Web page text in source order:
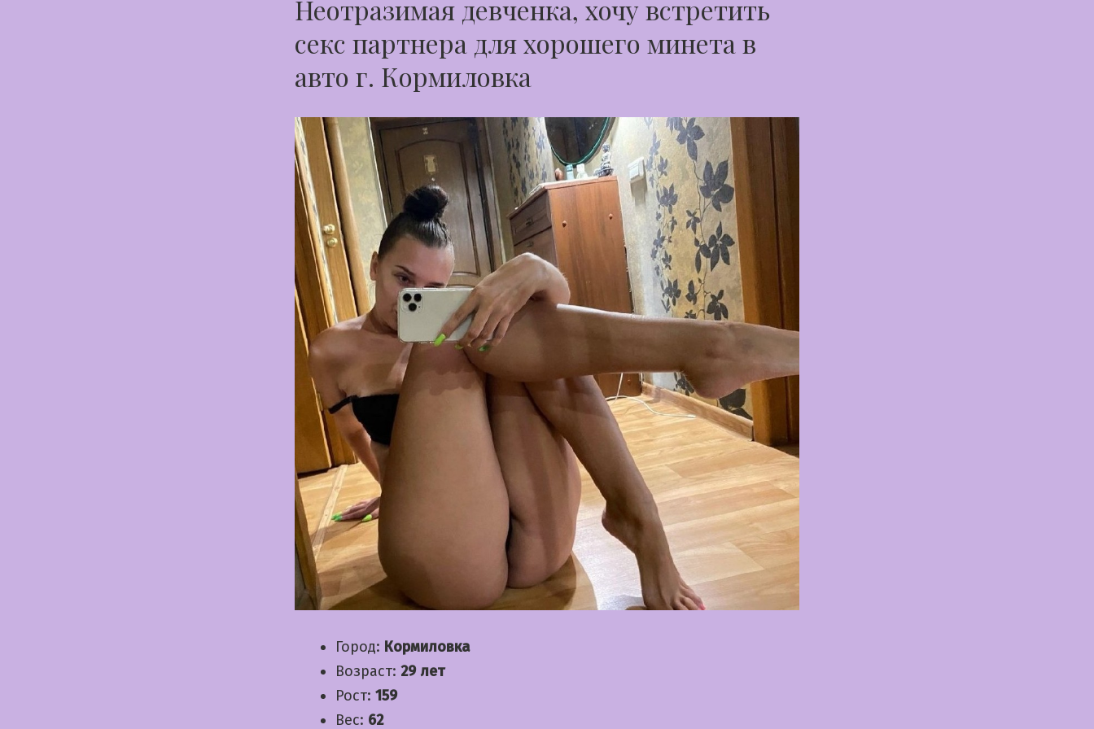
Неотразимая девченка, хочу встретить
секс партнера для хорошего минета в
авто г. Кормиловка
Город: Кормиловка
Возраст: 29 лет
Рост: 159
Вес: 62